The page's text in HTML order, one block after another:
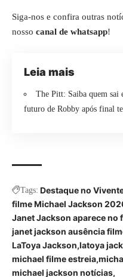
Siga-nos e confira outras
nosso canal de whatsapp!
Leia mais
The Pitt: Saiba quem sai
futuro de Robby após final
Tags: Destaque no
filme Michael Jackson
Janet Jackson aparece no
janet jackson ausência
LaToya Jackson latoya
michael filme estreia
michael jackson notícias